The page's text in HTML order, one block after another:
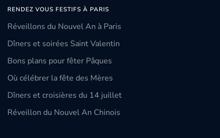
RENDEZ VOUS FESTIFS À PARIS
Réveillons du Nouvel An à Paris
Dîners et soirées Saint Valentin
Bons plans pour fêter Pâques
Où célébrer la fête des Mères
Dîners et croisières du 14 juillet
Réveillon du Nouvel An Chinois